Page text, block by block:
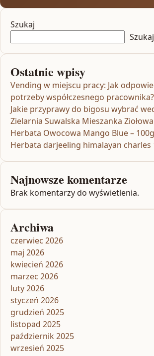
Szukaj
Szukaj
Ostatnie wpisy
Vending w miejscu pracy: Jak
potrzeby współczesnego pracownika?
Jakie przyprawy do bigosu wybrać
Zielarnia Suwalska Mieszanka
Herbata Owocowa Mango Blue – 100g
Herbata darjeeling himalayan charles
Najnowsze komentarze
Brak komentarzy do wyświetlenia.
Archiwa
czerwiec 2026
maj 2026
kwiecień 2026
marzec 2026
luty 2026
styczeń 2026
grudzień 2025
listopad 2025
październik 2025
wrzesień 2025